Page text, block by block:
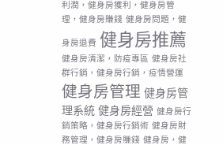
利潤，健身房獲利，健身房管
理，健身房賺錢 健身房問題，健
身房退費 健身房推薦
健身房清潔，防疫專區 健身房社
群行銷，健身房行銷，疫情營運
健身房管理 健身房管
理系統 健身房經營 健身房行
銷策略，健身房行銷術 健身房財
務管理，健身房賺錢 健身房，健